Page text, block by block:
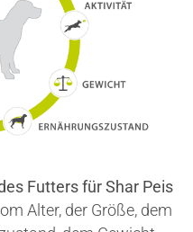
Futters für Shar Peis
Alter, der Größe, dem